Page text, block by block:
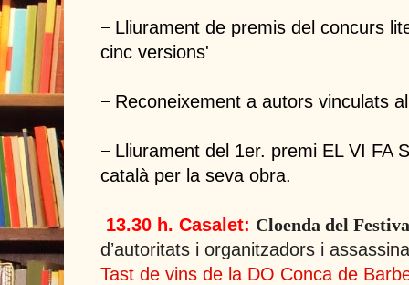
− Lliurament de premis del concurs
cinc versions'
− Reconeixement a autors vinculats
− Lliurament del 1er. premi EL VI FA
català per la seva obra.
13.30 h. Casalet: Cloenda del
dʼautoritats i organitzadors i
Tast de vins de la DO Conca de